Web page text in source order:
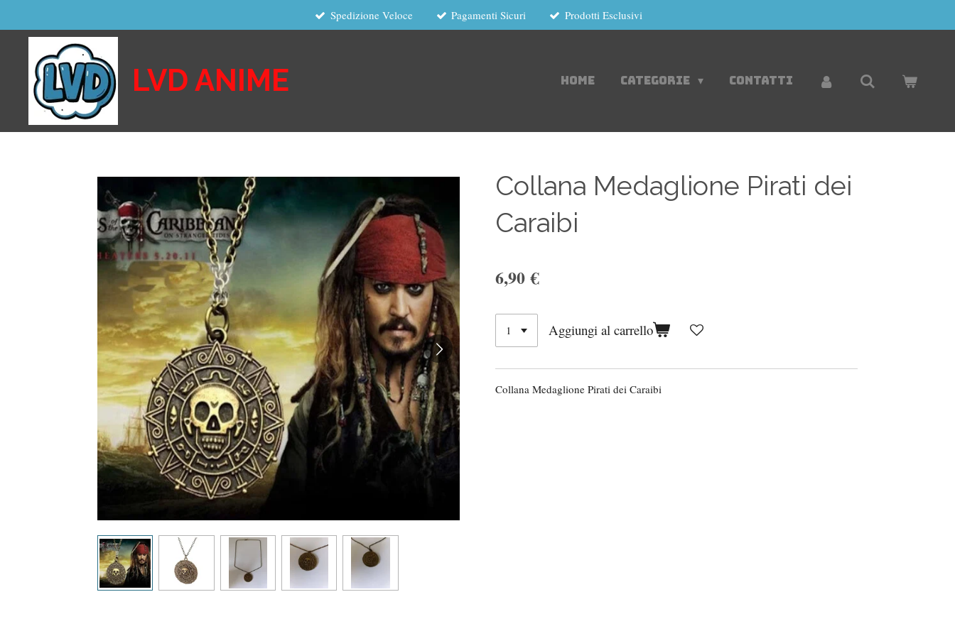
contenuto
principale
Spedizione Veloce Pagamenti Sicuri Prodotti Esclusivi
LVD ANIME HOME CATEGORIE CONTATTI
Collana Medaglione Pirati dei
Caraibi
6,90 €
Aggiungi al carrello
Collana Medaglione Pirati dei Caraibi